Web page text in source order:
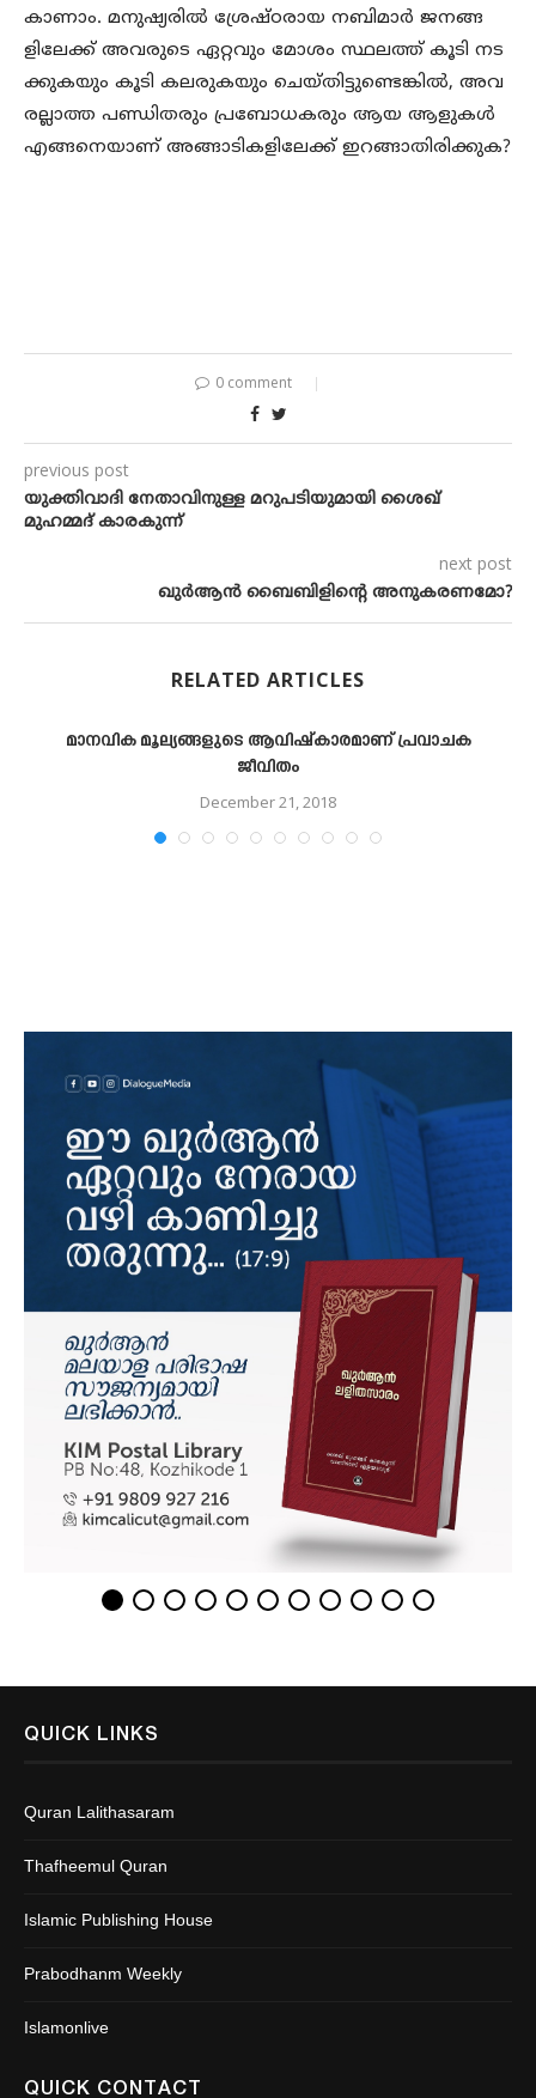
കാണാം. മനുഷ്യരിൽ ശ്രേഷ്ഠരായ നബിമാർ ജനങ്ങ
ളിലേക്ക് അവരുടെ ഏറ്റവും മോശം സ്ഥലത്ത് കൂടി നട
ക്കുകയും കൂടി കലരുകയും ചെയ്തിട്ടുണ്ടെങ്കിൽ, അവ
രല്ലാത്ത പണ്ഡിതരും പ്രബോധകരും ആയ ആളുകൾ
എങ്ങനെയാണ് അങ്ങാടികളിലേക്ക് ഇറങ്ങാതിരിക്കുക?
0 comment
previous post
യുക്തിവാദി നേതാവിനുള്ള മറുപടിയുമായി ശൈഖ്
മുഹമ്മദ് കാരകുന്ന്
next post
ഖുര്‍ആന്‍ ബൈബിളിന്റെ അനുകരണമോ?
RELATED ARTICLES
മാനവിക മൂല്യങ്ങളുടെ ആവിഷ്‌കാരമാണ് പ്രവാചക
ജീവിതം
December 21, 2018
QUICK LINKS
Quran Lalithasaram
Thafheemul Quran
Islamic Publishing House
Prabodhanm Weekly
Islamonlive
QUICK CONTACT